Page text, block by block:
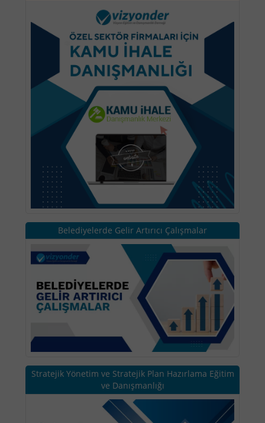
Belediyelerde Gelir Artırıcı Çalışmalar
Stratejik Yönetim ve Stratejik Plan Hazırlama Eğitim
ve Danışmanlığı